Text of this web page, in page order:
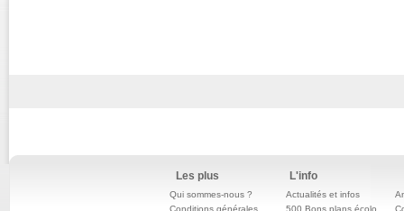
Les plus
Qui sommes-nous ?
Conditions générales
L'info
Actualités et infos
500 Bons plans écolo